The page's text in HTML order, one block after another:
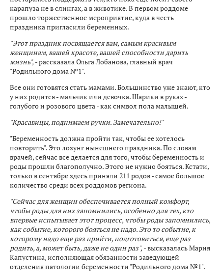
карапуза не в слингах, а в животике. В первом роддоме
прошло торжественное мероприятие, куда в честь
праздника пригласили беременных.
"Этот праздник посвящается вам, самым красивым
женщинам, вашей красоте, вашей способности дарить
жизнь", - рассказала Ольга Лобанова, главный врач
"Родильного дома №1".
Все они готовятся стать мамами. Большинство уже знают, кто
у них родится - мальчик или девочка. Шарики в руках -
голубого и розового цвета - как символ пола малышей.
"Красавицы, поднимаем ручки. Замечательно!"
"Беременность должна пройти так, чтобы ее хотелось
повторить". Это лозунг нынешнего праздника. По словам
врачей, сейчас все делается для того, чтобы беременность и
роды прошли благополучно. Этого не нужно бояться. Кстати,
только в сентябре здесь приняли 211 родов - самое большое
количество среди всех роддомов региона.
"Сейчас для женщин обеспечивается полный комфорт,
чтобы роды для них запомнились, особенно для тех, кто
впервые испытывает этот процесс, чтобы роды запомнились,
как событие, которого бояться не надо. Это то событие, к
которому надо еще раз прийти, подготовиться, еще раз
родить, а, может быть, даже не один раз", - высказалась Мария
Капустина, исполняющая обязанности заведующей
отделения патологии беременности "Родильного дома №1".